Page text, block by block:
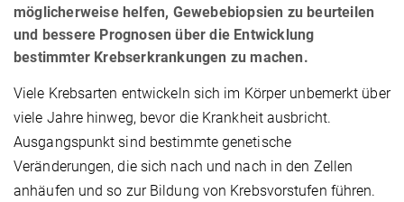
möglicherweise helfen, Gewebebiopsien zu beurteilen
und bessere Prognosen über die Entwicklung
bestimmter Krebserkrankungen zu machen.
Viele Krebsarten entwickeln sich im Körper unbemerkt über
viele Jahre hinweg, bevor die Krankheit ausbricht.
Ausgangspunkt sind bestimmte genetische
Veränderungen, die sich nach und nach in den Zellen
anhäufen und so zur Bildung von Krebsvorstufen führen.